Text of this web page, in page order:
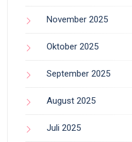
November 2025
Oktober 2025
September 2025
August 2025
Juli 2025